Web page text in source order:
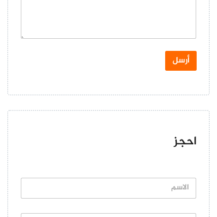
الأجواء والديكورات
أرسل
احجز
ا
ا